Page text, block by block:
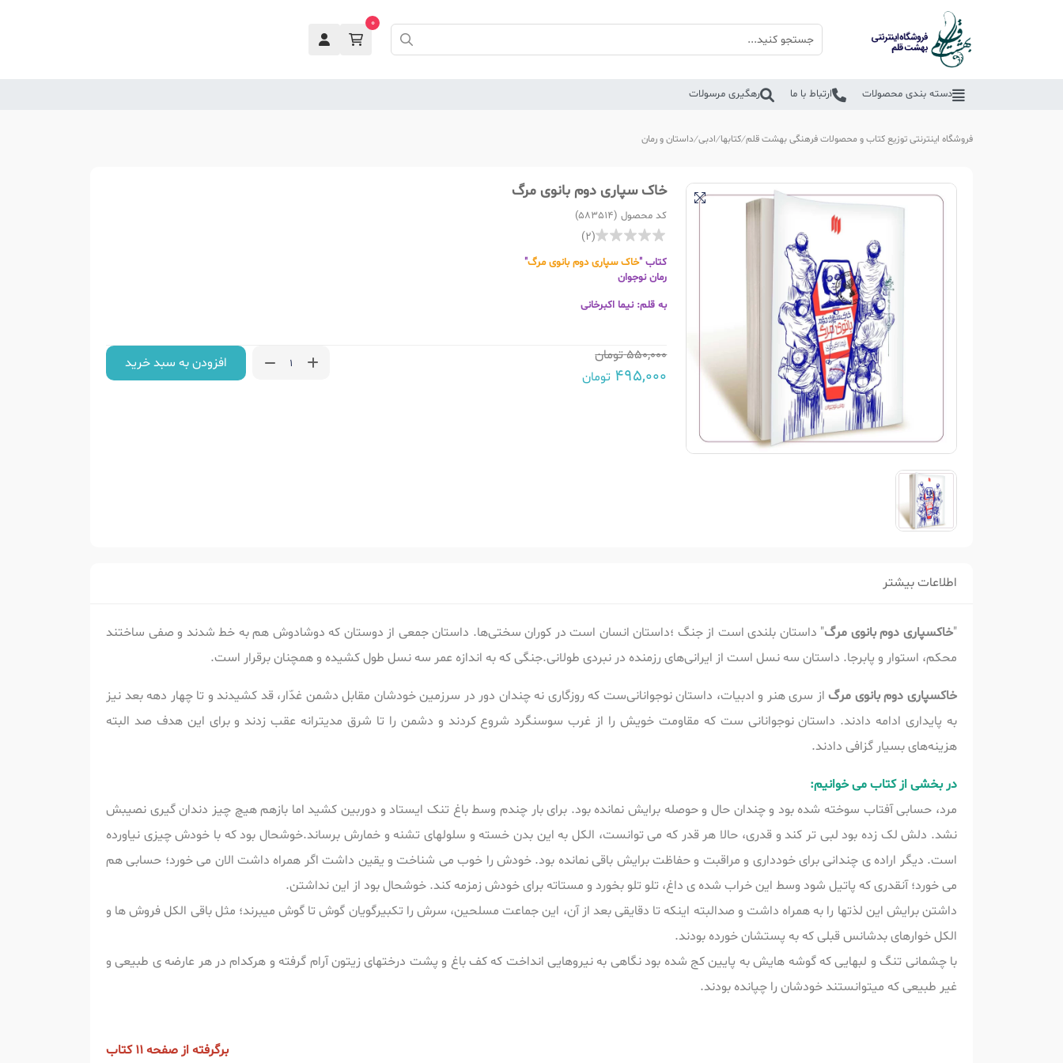
0
دسته بندی محصولات ارتباط با ما رهگیری مرسولات
فروشگاه اینترنتی توزیع کتاب و محصولات فرهنگی بهشت قلم کتابها ادبی داستان و رمان
خاک سپاری دوم بانوی مرگ
کد محصول (583514)
(2)
کتاب "خاک سپاری دوم بانوی مرگ"
رمان نوجوان
به قلم: نیما اکبرخانی
550,000تومان
495,000 تومان
افزودن به سبد خرید
اطلاعات بیشتر
"خاکسپاری دوم بانوی مرگ" داستان بلندی است از جنگ ؛داستان انسان است در کوران سختی‌ها. داستان جمعی از دوستان که دوشادوش هم به خط شدند و صفی ساختند
محکم، استوار و پابرجا. داستان سه نسل است از ایرانی‌های رزمنده در نبردی طولانی.جنگی که به اندازه عمر سه نسل طول کشیده و همچنان برقرار است.
خاکسپاری دوم بانوی مرگاز سری هنر و ادبیات، داستان نوجوانانی‌ست که روزگاری نه چندان دور در سرزمین خودشان مقابل دشمن غدّار، قد کشیدند و تا چهار دهه بعد نیز
به پایداری ادامه دادند. داستان نوجوانانی ست که مقاومت خویش را از غرب سوسنگرد شروع کردند و دشمن را تا شرق مدیترانه عقب زدند و برای این هدف صد البته
هزینه‌های بسیار گزافی دادند.
در بخشی از کتاب می خوانیم:
مرد، حسابی آفتاب سوخته شده بود و چندان حال و حوصله برایش نمانده بود. برای بار چندم وسط باغ تنک ایستاد و دوربین کشید اما بازهم هیچ چیز دندان گیری نصیبش
نشد. دلش لک زده بود لبی تر کند و قدری، حالا هر قدر که می توانست، الکل به این بدن خسته و سلولهای تشنه و خمارش برساند.خوشحال بود که با خودش چیزی نیاورده
است. دیگر اراده ی چندانی برای خودداری و مراقبت و حفاظت برایش باقی نمانده بود. خودش را خوب می شناخت و یقین داشت اگر همراه داشت الان می خورد‌؛ حسابی هم
می خورد؛ آنقدری که پاتیل شود وسط این خراب شده ی داغ، تلو تلو بخورد و مستاته برای خودش زمزمه کند. خوشحال بود از این نداشتن.
داشتن برایش این لذتها را به همراه داشت و صدالبته اینکه تا دقایقی بعد از آن، این جماعت مسلحین، سرش را تکبیرگویان گوش تا گوش میبرند؛ مثل باقی الکل فروش ها و
الکل خوارهای بدشانس قبلی که به پستشان خورده بودند.
با چشمانی تنگ و لبهایی که گوشه هایش به پایین کج شده بود نگاهی به نیروهایی انداخت که کف باغ و پشت درختهای زیتون آرام گرفته و هرکدام در هر عارضه ی طبیعی و
غیر طبیعی که میتوانستند خودشان را چپانده بودند.
برگرفته از صفحه 11 کتاب